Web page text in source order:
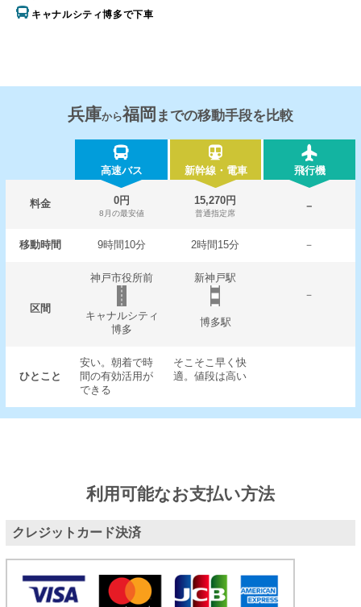
キャナルシティ博多で下車
兵庫から福岡 までの移動手段を比較
高速バス 新幹線・電車 飛行機
料金 0円
8月の最安値
15,270円
普通指定席
－
移動時間 9時間10分 2時間15分 －
区間
神戸市役所前
新神戸駅
－
キャナルシティ
博多
博多駅
ひとこと
安い。朝着で時
間の有効活用が
できる
そこそこ早く快
適。値段は高い
利用可能なお支払い方法
クレジットカード決済